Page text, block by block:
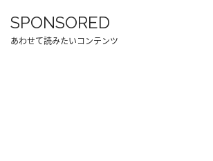
SPONSORED
あわせて読みたいコンテンツ